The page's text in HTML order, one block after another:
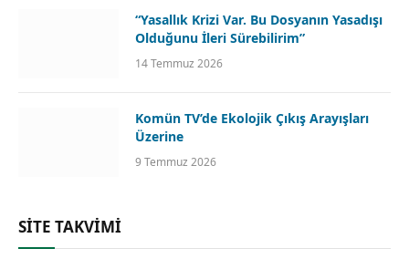
“Yasallık Krizi Var. Bu Dosyanın Yasadışı
Olduğunu İleri Sürebilirim”
14 Temmuz 2026
Komün TV’de Ekolojik Çıkış Arayışları
Üzerine
9 Temmuz 2026
SİTE TAKVİMİ